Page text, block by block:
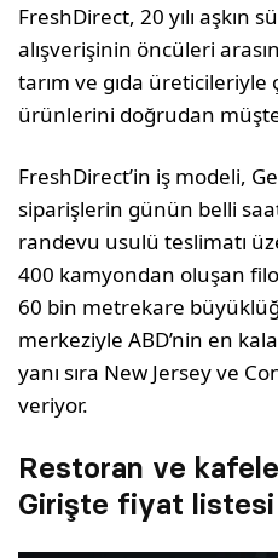
FreshDirect, 20 yılı aşkın
alışverişinin öncüleri
tarım ve gıda üreticileriyle
ürünlerini doğrudan
FreshDirect’in iş modeli,
siparişlerin günün belli
randevu usulü teslimatı
400 kamyondan oluşan
60 bin metrekare
merkeziyle ABD’nin en
yanı sıra New Jersey ve
veriyor.
Restoran ve
Girişte fiyat listesi